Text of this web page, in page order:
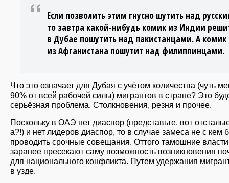
Если позволить этим гнусно шутить над
то завтра какой-нибудь комик из Индии
в Дубае пошутить над пакистанцами. А комик
из Афганистана пошутит над филиппинцами.
Что это означает для Дубая с учётом количества (чуть
90% от всей рабочей силы) мигрантов в стране? Это
серьёзная проблема. Столкновения, резня и прочее.
Поскольку в ОАЭ нет диаспор (представьте, вот
а?!) и нет лидеров диаспор, то в случае замеса не с кем
проводить срочные совещания. Оттого тамошние власти
заранее пресекают саму возможность возникновения
для национального конфликта. Путем удержания
в узде.